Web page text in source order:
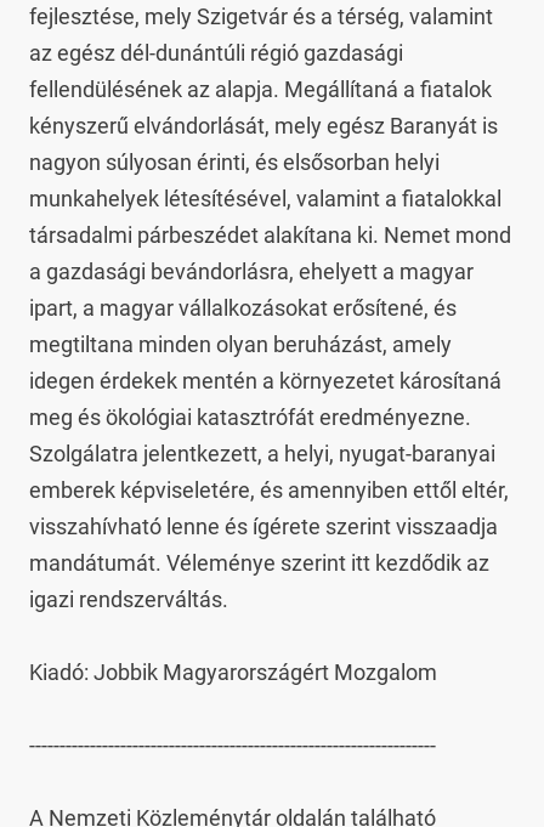
fejlesztése, mely Szigetvár és a térség, valamint
az egész dél-dunántúli régió gazdasági
fellendülésének az alapja. Megállítaná a fiatalok
kényszerű elvándorlását, mely egész Baranyát is
nagyon súlyosan érinti, és elsősorban helyi
munkahelyek létesítésével, valamint a fiatalokkal
társadalmi párbeszédet alakítana ki. Nemet mond
a gazdasági bevándorlásra, ehelyett a magyar
ipart, a magyar vállalkozásokat erősítené, és
megtiltana minden olyan beruházást, amely
idegen érdekek mentén a környezetet károsítaná
meg és ökológiai katasztrófát eredményezne.
Szolgálatra jelentkezett, a helyi, nyugat-baranyai
emberek képviseletére, és amennyiben ettől eltér,
visszahívható lenne és ígérete szerint visszaadja
mandátumát. Véleménye szerint itt kezdődik az
igazi rendszerváltás.
Kiadó: Jobbik Magyarországért Mozgalom
-------------------------------------------------------------------
A Nemzeti Közleménytár oldalán található